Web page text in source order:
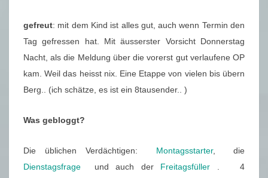
gefreut: mit dem Kind ist alles gut, auch wenn Termin den
Tag gefressen hat. Mit äusserster Vorsicht Donnerstag
Nacht, als die Meldung über die vorerst gut verlaufene OP
kam. Weil das heisst nix. Eine Etappe von vielen bis übern
Berg.. (ich schätze, es ist ein 8tausender.. )
Was gebloggt?
Die üblichen Verdächtigen: Montagsstarter, die
Dienstagsfrage und auch der Freitagsfüller . 4